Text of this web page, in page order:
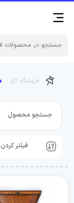
فروشگاه آکو
جستجو محصول
فیلتر کردن